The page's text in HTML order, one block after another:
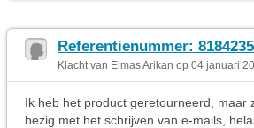
Referentienummer:
Klacht van Elmas Arikan op 04 januari
Ik heb het product geretourneerd, maar
bezig met het schrijven van e-mails,